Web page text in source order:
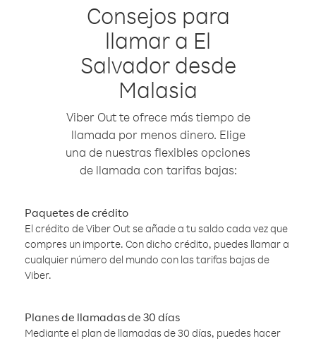
Consejos para
llamar a El
Salvador desde
Malasia
Viber Out te ofrece más tiempo de
llamada por menos dinero. Elige
una de nuestras flexibles opciones
de llamada con tarifas bajas:
Paquetes de crédito
El crédito de Viber Out se añade a tu saldo cada vez que
compres un importe. Con dicho crédito, puedes llamar a
cualquier número del mundo con las tarifas bajas de
Viber.
Planes de llamadas de 30 días
Mediante el plan de llamadas de 30 días, puedes hacer